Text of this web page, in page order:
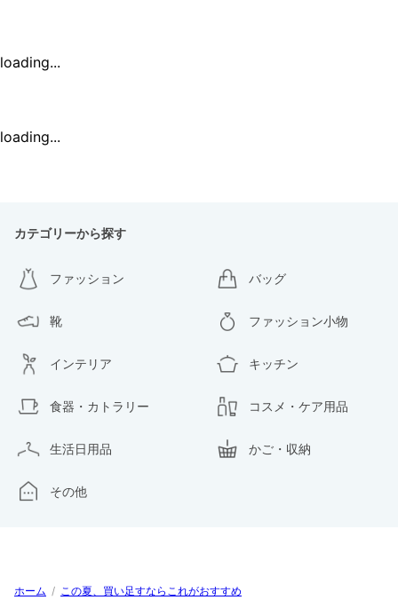
loading...
loading...
カテゴリーから探す
ファッション バッグ
靴 ファッション小物
インテリア キッチン
食器・カトラリー コスメ・ケア用品
生活日用品 かご・収納
その他
ホーム / この夏、買い足すならこれがおすすめ